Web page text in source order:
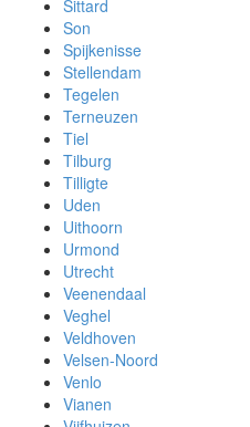
Sittard
Son
Spijkenisse
Stellendam
Tegelen
Terneuzen
Tiel
Tilburg
Tilligte
Uden
Uithoorn
Urmond
Utrecht
Veenendaal
Veghel
Veldhoven
Velsen-Noord
Venlo
Vianen